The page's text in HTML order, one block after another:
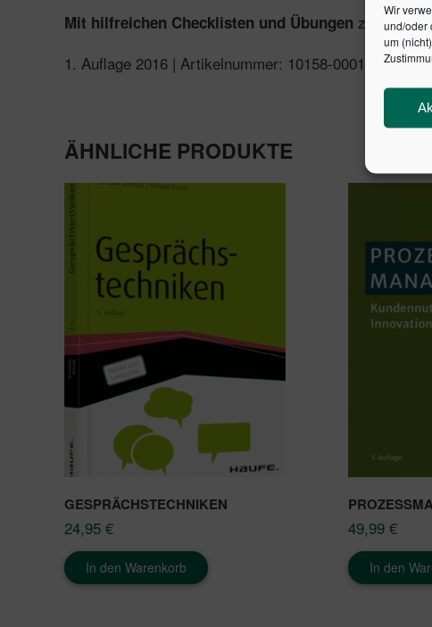
Wir
und/oder
um
Mit hilfreichen Checklisten und Übungen zum
1. Auflage 2016 | Artikelnummer: 10158-0001 | ISBN:
ÄHNLICHE PRODUKTE
GESPRÄCHSTECHNIKEN
24,95 €
In den Warenkorb
49,99 €
In den